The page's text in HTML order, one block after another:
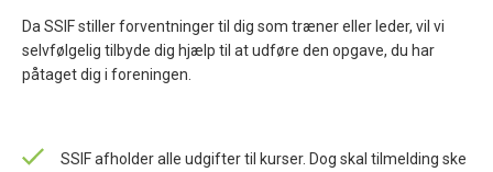
Da SSIF stiller forventninger til dig som træner eller leder, vil vi
selvfølgelig tilbyde dig hjælp til at udføre den opgave, du har
påtaget dig i foreningen.
SSIF afholder alle udgifter til kurser. Dog skal tilmelding ske